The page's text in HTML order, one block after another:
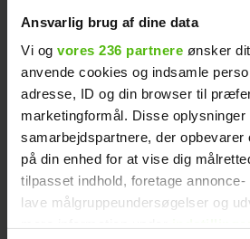
Ansvarlig brug af dine data
Vi og vores 236 partnere ønsker
anvende cookies og indsamle
adresse, ID og din browser til
marketingformål. Disse
samarbejdspartnere, der opbevarer
på din enhed for at vise dig
tilpasset indhold, foretage annonce-
lave målgruppeundersøgelser og
Selvom de to kvinder efter
ikke bare har et platonisk
de ikke ønsket at uddybe,
præcist indebærer.
Annonce